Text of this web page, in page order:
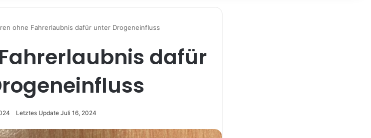
ohne Fahrerlaubnis dafür unter Drogeneinfluss
dafür
Letztes Update Juli 16, 2024